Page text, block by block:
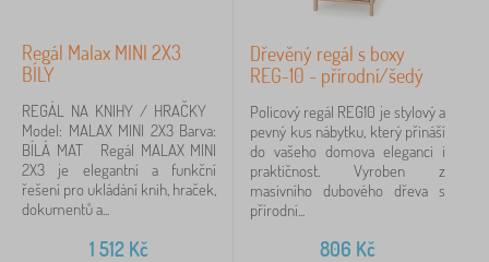
Regál Malax MINI 2X3
BÍLÝ
REGÁL NA KNIHY / HRAČKY
Model: MALAX MINI 2X3 Barva:
BÍLÁ MAT Regál MALAX MINI
2X3 je elegantní a funkční
řešení pro ukládání knih, hraček,
dokumentů a...
1 512 Kč
Dřevěný regál s boxy
REG-10 - přírodní/šedý
Policový regál REG10 je stylový a
pevný kus nábytku, který přináší
do vašeho domova eleganci i
praktičnost. Vyroben z
masivního dubového dřeva s
přírodní...
806 Kč